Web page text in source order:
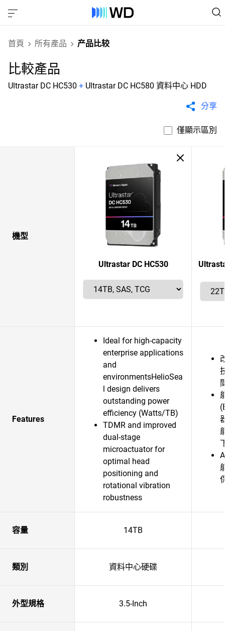
首頁 所有產品 产品比较
比較產品
Ultrastar DC HC530 + Ultrastar DC HC580 資料中心 HDD
分享
僅顯示區別
機型
Ultrastar DC HC530
Features
Ideal for high-capacity
enterprise applications
and
environmentsHelioSea
l design delivers
outstanding power
efficiency (Watts/TB)
TDMR and improved
dual-stage
microactuator for
optimal head
positioning and
rotational vibration
robustness
容量 14TB
類別 資料中心硬碟
外型規格 3.5-Inch